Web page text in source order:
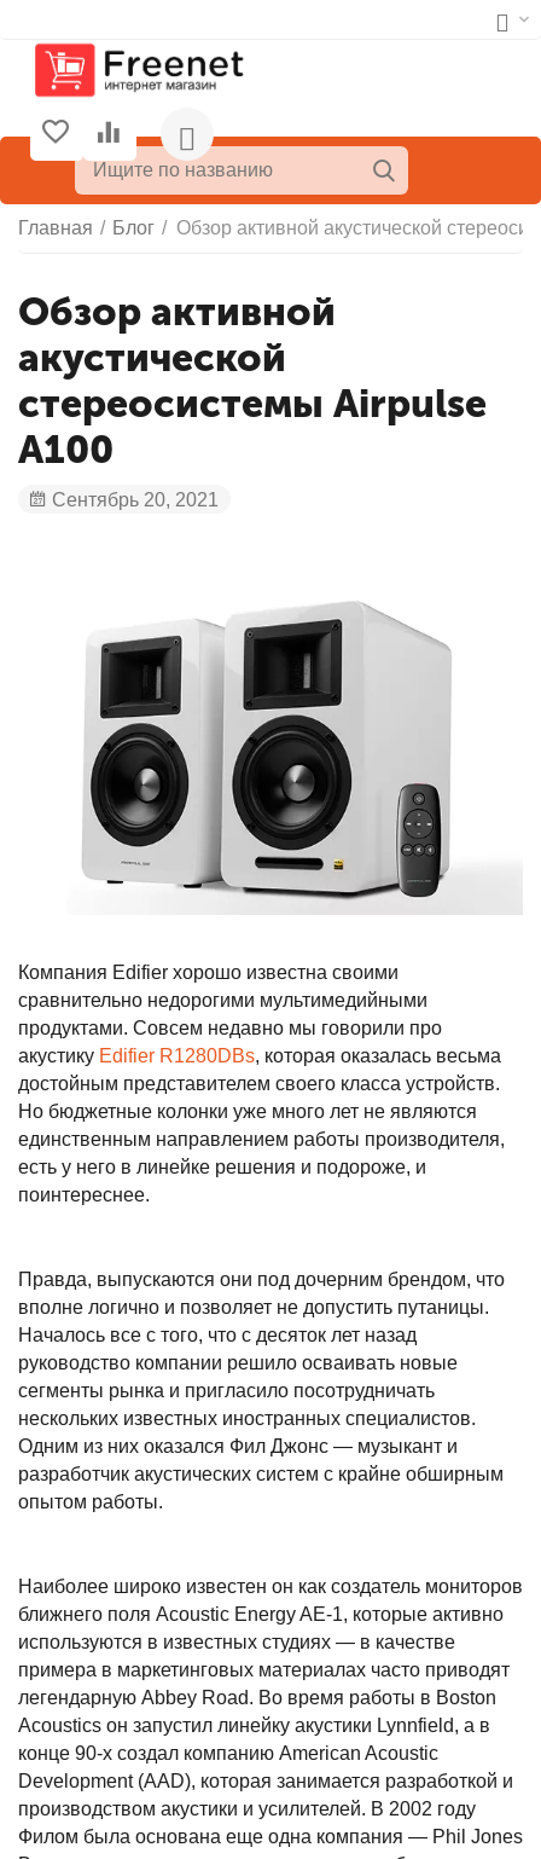
Главная / Блог / Обзор активной акустической
Обзор активной
акустической
стереосистемы Airpulse
A100
Сентябрь 20, 2021
Компания Edifier хорошо известна своими
сравнительно недорогими мультимедийными
продуктами. Совсем недавно мы говорили про
акустику Edifier R1280DBs, которая оказалась весьма
достойным представителем своего класса устройств.
Но бюджетные колонки уже много лет не являются
единственным направлением работы производителя,
есть у него в линейке решения и подороже, и
поинтереснее.
Правда, выпускаются они под дочерним брендом, что
вполне логично и позволяет не допустить путаницы.
Началось все с того, что с десяток лет назад
руководство компании решило осваивать новые
сегменты рынка и пригласило посотрудничать
нескольких известных иностранных специалистов.
Одним из них оказался Фил Джонс — музыкант и
разработчик акустических систем с крайне обширным
опытом работы.
Наиболее широко известен он как создатель мониторов
ближнего поля Acoustic Energy AE-1, которые активно
используются в известных студиях — в качестве
примера в маркетинговых материалах часто приводят
легендарную Abbey Road. Во время работы в Boston
Acoustics он запустил линейку акустики Lynnfield, а в
конце 90-х создал компанию American Acoustic
Development (AAD), которая занимается разработкой и
производством акустики и усилителей. В 2002 году
Филом была основана еще одна компания — Phil Jones